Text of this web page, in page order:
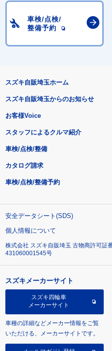
車検/点検/
整備予約
スズキ自販埼玉ホーム
スズキ自販埼玉からのお知らせ
お客様Voice
スタッフによるクルマ紹介
車検/点検/整備
カタログ請求
車検/点検/整備予約
安全データシート(SDS)
個人情報について
株式会社 スズキ自販埼玉 古物商許可証
431060001545号
スズキメーカーサイト
スズキ四輪車
メーカーサイト
車種の詳細などメーカー情報をご覧
いただける、メーカーサイトです。